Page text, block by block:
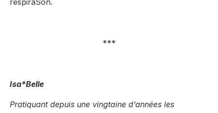
respiraSon.
***
Isa*Belle
Pratiquant depuis une vingtaine d’années les